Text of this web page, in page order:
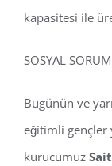
kapasitesi ile
SOSYAL
Bugünün ve
eğitimli gençler
kurucumuz